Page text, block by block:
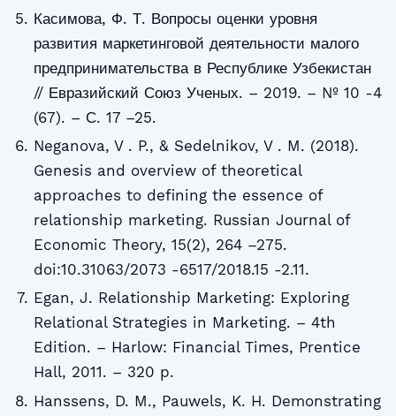
Касимова, Ф. Т. Вопросы оценки уровня
развития маркетинговой деятельности малого
предпринимательства в Республике Узбекистан
// Евразийский Союз Ученых. – 2019. – № 10 -4
(67). – С. 17 –25.
Neganova, V . P., & Sedelnikov, V . M. (2018).
Genesis and overview of theoretical
approaches to defining the essence of
relationship marketing. Russian Journal of
Economic Theory, 15(2), 264 –275.
doi:10.31063/2073 -6517/2018.15 -2.11.
Egan, J. Relationship Marketing: Exploring
Relational Strategies in Marketing. – 4th
Edition. – Harlow: Financial Times, Prentice
Hall, 2011. – 320 p.
Hanssens, D. M., Pauwels, K. H. Demonstrating